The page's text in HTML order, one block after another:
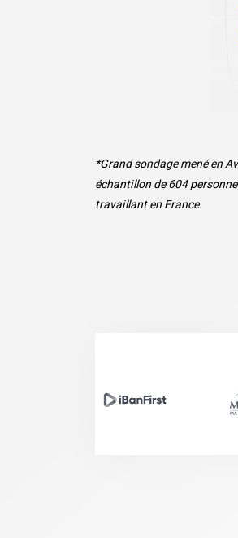
*Grand sondage mené en
échantillon de 604
travaillant en France.